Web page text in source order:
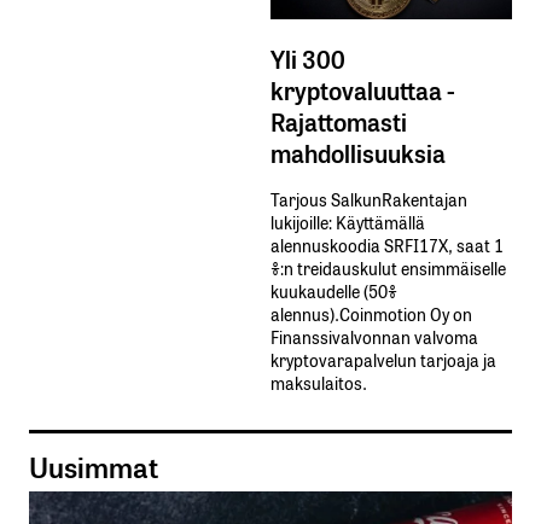
Yli 300
kryptovaluuttaa -
Rajattomasti
mahdollisuuksia
Tarjous SalkunRakentajan
lukijoille: Käyttämällä​ ​
alennuskoodia​ ​SRFI17X,​ ​saat​ ​1
%:n treidauskulut​ ​ensimmäiselle​ ​
kuukaudelle​ ​(50%​ ​
alennus).Coinmotion Oy on
Finanssivalvonnan valvoma
kryptovarapalvelun tarjoaja ja
maksulaitos.
Uusimmat